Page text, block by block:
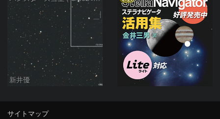
新井優
サイトマップ